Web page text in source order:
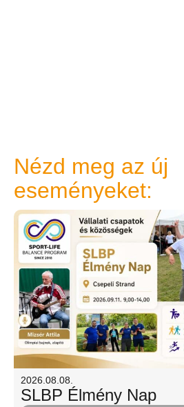
Nézd meg az új
eseményeket:
2026.08.08.
SLBP Élmény Nap